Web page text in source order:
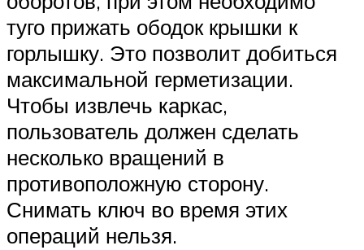
туго прижать ободок крышки к
горлышку. Это позволит добиться
максимальной герметизации.
Чтобы извлечь каркас,
пользователь должен сделать
несколько вращений в
противоположную сторону.
Снимать ключ во время этих
операций нельзя.